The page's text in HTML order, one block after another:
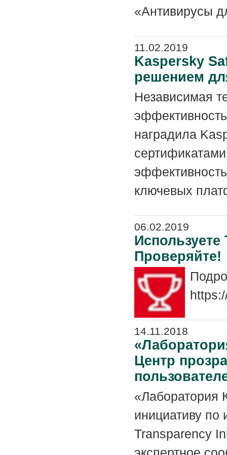
«Антивирусы
11.02.2019
Kaspersky
решением
Независимая
наградила
ключевых
06.02.2019
Проверяйте!
14.11.2018
Центр
«Лаборатория
инициативу по
Transparency